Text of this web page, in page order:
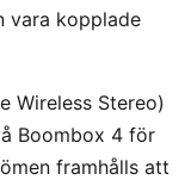
vara kopplade
Wireless Stereo)
Boombox 4 för
framhålls att